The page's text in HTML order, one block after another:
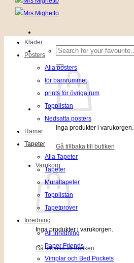
Sök
efter:
Inga produkter i varukorgen.
Gå tillbaka till butiken
Varukorg
Inga produkter i varukorgen.
Gå tillbaka till butiken
Kläder
Posters
Alla posters
för barnrummet
prints för övriga rum
Topplistan
Nedsatta posters
Ramar
Tapeter
Alla Tapeter
Tapeter
Muraltapeter
Topplistan
Tapetprover
Inredning
All inredning
Paper Friends
Vimplar och Bed Pockets